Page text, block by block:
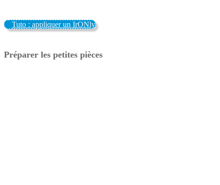
Tuto : appliquer un IrONly
Préparer les petites pièces